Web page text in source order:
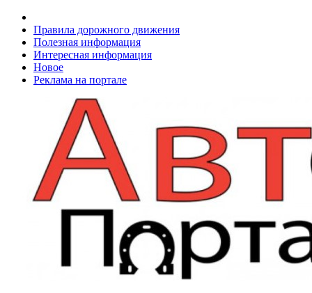
Правила дорожного движения
Полезная информация
Интересная информация
Новое
Реклама на портале